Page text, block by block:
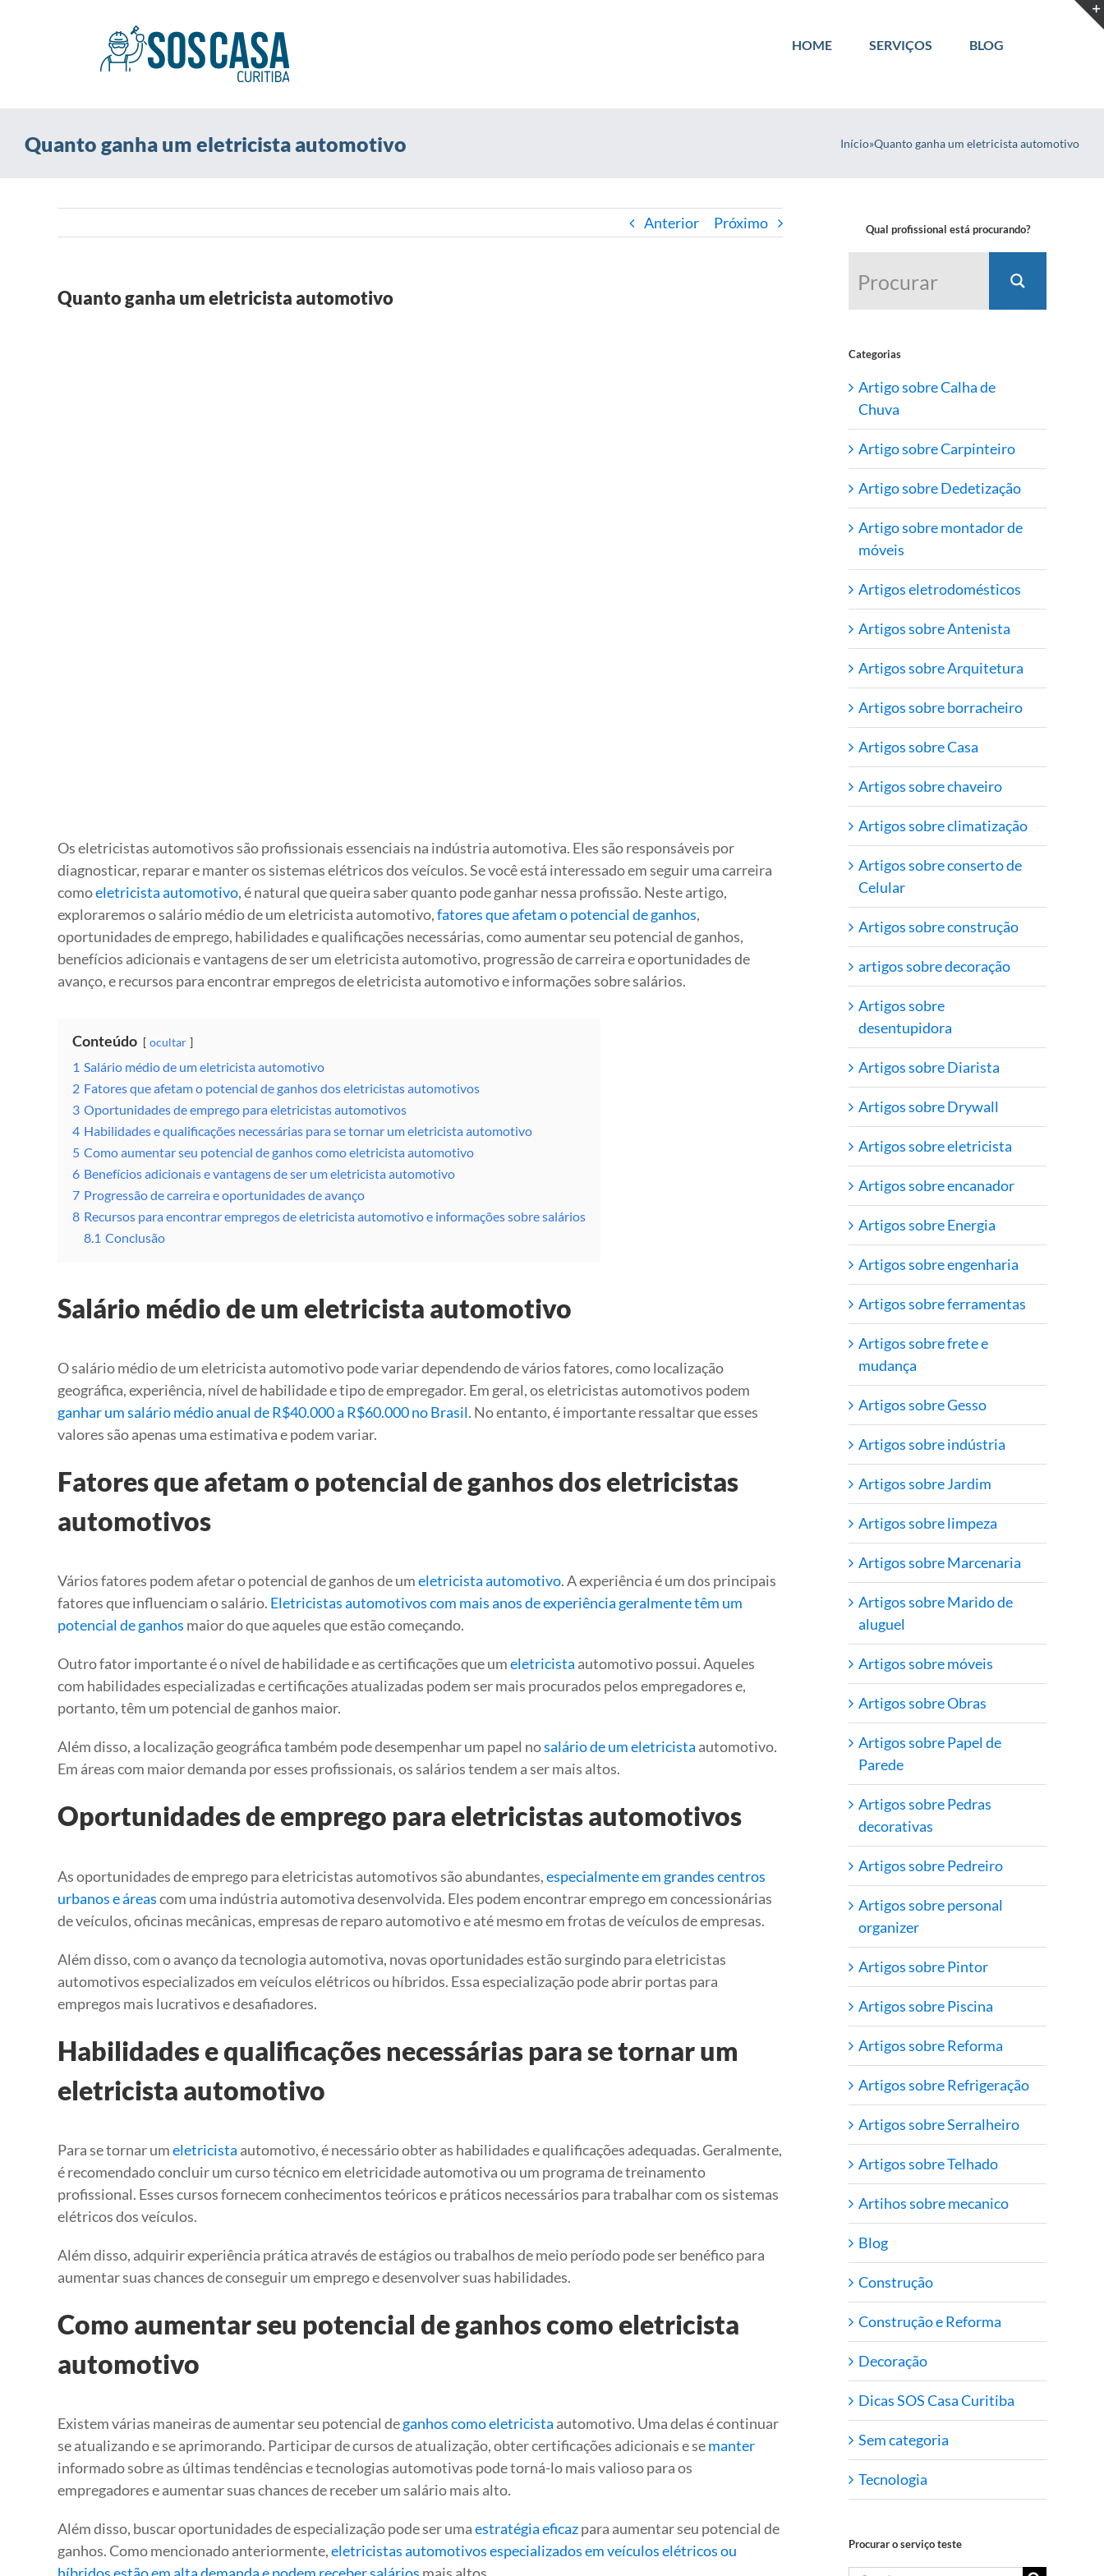
HOME SERVIÇOS BLOG
Quanto ganha um eletricista automotivo Início»Quanto ganha um eletricista automotivo
Anterior Próximo
Quanto ganha um eletricista automotivo
Os eletricistas automotivos são profissionais essenciais na indústria automotiva. Eles são responsáveis por
diagnosticar, reparar e manter os sistemas elétricos dos veículos. Se você está interessado em seguir uma carreira
comoeletricista automotivo, é natural que queira saber quanto pode ganhar nessa profissão. Neste artigo,
exploraremos o salário médio de um eletricista automotivo,fatores que afetam o potencial de ganhos,
oportunidades de emprego, habilidades e qualificações necessárias, como aumentar seu potencial de ganhos,
benefícios adicionais e vantagens de ser um eletricista automotivo, progressão de carreira e oportunidades de
avanço, e recursos para encontrar empregos de eletricista automotivo e informações sobre salários.
Conteúdo ocultar
1 Salário médio de um eletricista automotivo
2 Fatores que afetam o potencial de ganhos dos eletricistas automotivos
3 Oportunidades de emprego para eletricistas automotivos
4 Habilidades e qualificações necessárias para se tornar um eletricista automotivo
5 Como aumentar seu potencial de ganhos como eletricista automotivo
6 Benefícios adicionais e vantagens de ser um eletricista automotivo
7 Progressão de carreira e oportunidades de avanço
8 Recursos para encontrar empregos de eletricista automotivo e informações sobre salários
8.1 Conclusão
Salário médio de um eletricista automotivo
O salário médio de um eletricista automotivo pode variar dependendo de vários fatores, como localização
geográfica, experiência, nível de habilidade e tipo de empregador. Em geral, os eletricistas automotivos podem
ganhar um salário médio anual de R$40.000 a R$60.000 no Brasil. No entanto, é importante ressaltar que esses
valores são apenas uma estimativa e podem variar.
Fatores que afetam o potencial de ganhos dos eletricistas
automotivos
Vários fatores podem afetar o potencial de ganhos de umeletricista automotivo. A experiência é um dos principais
fatores que influenciam o salário. Eletricistas automotivos com mais anos de experiência geralmente têm um
potencial de ganhos maior do que aqueles que estão começando.
Outro fator importante é o nível de habilidade e as certificações que umeletricista automotivo possui. Aqueles
com habilidades especializadas e certificações atualizadas podem ser mais procurados pelos empregadores e,
portanto, têm um potencial de ganhos maior.
Além disso, a localização geográfica também pode desempenhar um papel nosalário de um eletricista automotivo.
Em áreas com maior demanda por esses profissionais, os salários tendem a ser mais altos.
Oportunidades de emprego para eletricistas automotivos
As oportunidades de emprego para eletricistas automotivos são abundantes,especialmente em grandes centros
urbanos e áreascom uma indústria automotiva desenvolvida. Eles podem encontrar emprego em concessionárias
de veículos, oficinas mecânicas, empresas de reparo automotivo e até mesmo em frotas de veículos de empresas.
Além disso, com o avanço da tecnologia automotiva, novas oportunidades estão surgindo para eletricistas
automotivos especializados em veículos elétricos ou híbridos. Essa especialização pode abrir portas para
empregos mais lucrativos e desafiadores.
Habilidades e qualificações necessárias para se tornar um
eletricista automotivo
Para se tornar umeletricista automotivo, é necessário obter as habilidades e qualificações adequadas. Geralmente,
é recomendado concluir um curso técnico em eletricidade automotiva ou um programa de treinamento
profissional. Esses cursos fornecem conhecimentos teóricos e práticos necessários para trabalhar com os sistemas
elétricos dos veículos.
Além disso, adquirir experiência prática através de estágios ou trabalhos de meio período pode ser benéfico para
aumentar suas chances de conseguir um emprego e desenvolver suas habilidades.
Como aumentar seu potencial de ganhos como eletricista
automotivo
Existem várias maneiras de aumentar seu potencial deganhos como eletricista automotivo. Uma delas é continuar
se atualizando e se aprimorando. Participar de cursos de atualização, obter certificações adicionais e semanter
informado sobre as últimas tendências e tecnologias automotivas pode torná-lo mais valioso para os
empregadores e aumentar suas chances de receber um salário mais alto.
Além disso, buscar oportunidades de especialização pode ser umaestratégia eficazpara aumentar seu potencial de
ganhos. Como mencionado anteriormente,eletricistas automotivos especializados em veículos elétricos ou
Qual profissional está procurando?
Categorias
Artigo sobre Calha de
Chuva
Artigo sobre Carpinteiro
Artigo sobre Dedetização
Artigo sobre montador de
móveis
Artigos eletrodomésticos
Artigos sobre Antenista
Artigos sobre Arquitetura
Artigos sobre borracheiro
Artigos sobre Casa
Artigos sobre chaveiro
Artigos sobre climatização
Artigos sobre conserto de
Celular
Artigos sobre construção
artigos sobre decoração
Artigos sobre
desentupidora
Artigos sobre Diarista
Artigos sobre Drywall
Artigos sobre eletricista
Artigos sobre encanador
Artigos sobre Energia
Artigos sobre engenharia
Artigos sobre ferramentas
Artigos sobre frete e
mudança
Artigos sobre Gesso
Artigos sobre indústria
Artigos sobre Jardim
Artigos sobre limpeza
Artigos sobre Marcenaria
Artigos sobre Marido de
aluguel
Artigos sobre móveis
Artigos sobre Obras
Artigos sobre Papel de
Parede
Artigos sobre Pedras
decorativas
Artigos sobre Pedreiro
Artigos sobre personal
organizer
Artigos sobre Pintor
Artigos sobre Piscina
Artigos sobre Reforma
Artigos sobre Refrigeração
Artigos sobre Serralheiro
Artigos sobre Telhado
Artihos sobre mecanico
Blog
Construção
Construção e Reforma
Decoração
Dicas SOS Casa Curitiba
Sem categoria
Tecnologia
Procurar o serviço teste